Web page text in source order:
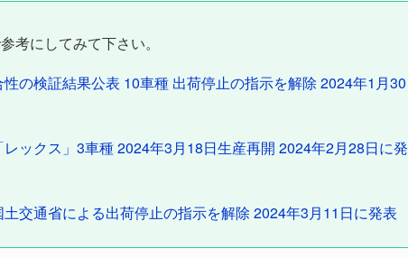
考にしてみて下さい。
の検証結果公表 10車種 出荷停止の指示を解除 2024年1月30
ックス」3車種 2024年3月18日生産再開 2024年2月28日に発
交通省による出荷停止の指示を解除 2024年3月11日に発表